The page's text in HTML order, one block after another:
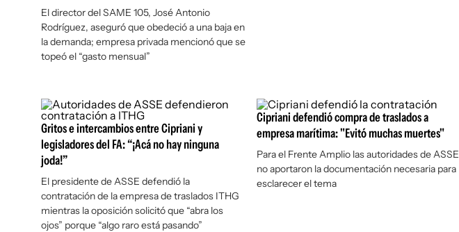
El director del SAME 105, José Antonio
Rodríguez, aseguró que obedeció a una baja en
la demanda; empresa privada mencionó que se
topeó el “gasto mensual”
Gritos e intercambios entre Cipriani y
legisladores del FA: “¡Acá no hay ninguna
joda!”
El presidente de ASSE defendió la
contratación de la empresa de traslados ITHG
mientras la oposición solicitó que “abra los
ojos” porque “algo raro está pasando”
Cipriani defendió compra de traslados a
empresa marítima: "Evitó muchas muertes"
Para el Frente Amplio las autoridades de ASSE
no aportaron la documentación necesaria para
esclarecer el tema